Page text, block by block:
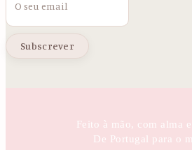
Feito à mão, com alma
De Portugal para o